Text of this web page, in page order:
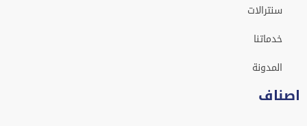
سنترالات
خدماتنا
المدونة
اصناف